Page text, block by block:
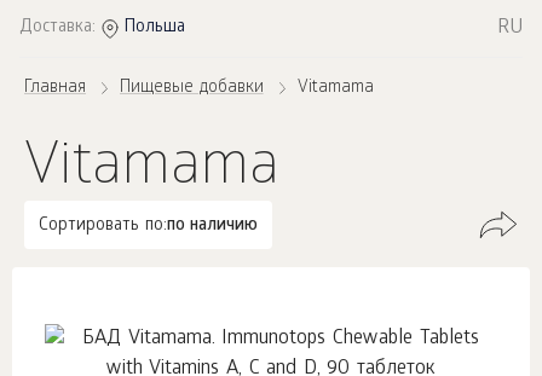
Доставка: Польша RU
Главная Пищевые добавки Vitamama
Vitamama
Сортировать по:по наличию